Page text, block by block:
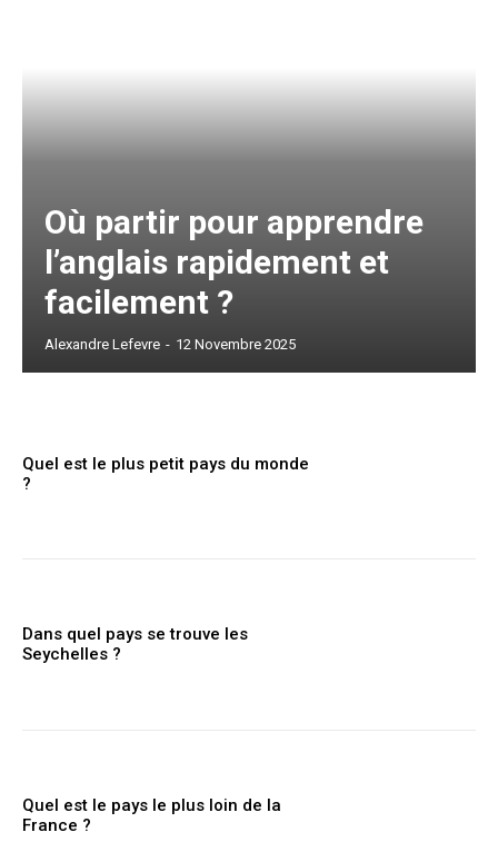
Où partir pour apprendre
l’anglais rapidement et
facilement ?
Alexandre Lefevre - 12 Novembre 2025
Quel est le plus petit pays du monde
?
Dans quel pays se trouve les
Seychelles ?
Quel est le pays le plus loin de la
France ?